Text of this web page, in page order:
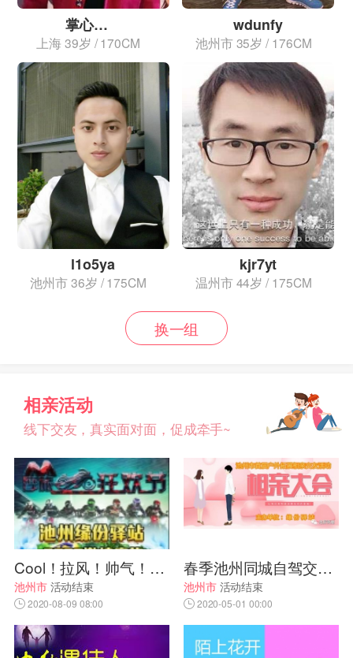
掌心的心
上海 39岁 / 170CM
wdunfy
池州市35岁 / 176CM
l1o5ya
池州市36岁 / 175CM
kjr7yt
温州市44岁 / 175CM
换一组
相亲活动
线下交友，真实面对面，促成牵手~
Cool！拉风！帅气！摩托车队环游魅力九华
池州市 活动结束
2020-08-09 08:00
春季池州同城自驾交友会
池州市 活动结束
2020-05-01 00:00